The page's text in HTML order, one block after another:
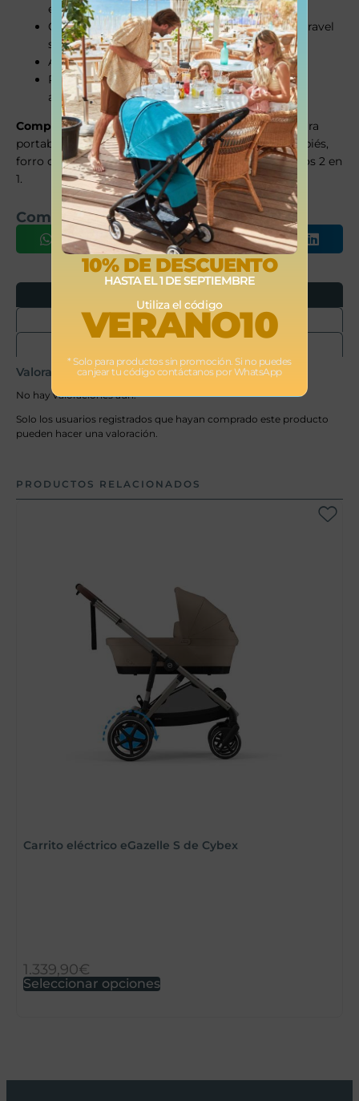
ergonómica
Compatible con capazo Cot S y sillas CYBEX (travel
system)
Arnés ajustable con un solo tirón (One-Pull)
Plegado compacto para transporte y
almacenamiento
Compatible conadaptadores Cot S, adaptadores para
portabebés, burbuja de lluvia, Snogga 2, saco cubrepiés,
forro de asiento de verano, Newborn Nest, portavasos 2 en
1.
Comparte este producto
Envíos
Valoraciones
No hay valoraciones aún.
Solo los usuarios registrados que hayan comprado este producto
pueden hacer una valoración.
PRODUCTOS RELACIONADOS
Carrito eléctrico eGazelle S de Cybex
1.339,90€
Seleccionar opciones
10% DE DESCUENTO
HASTA EL 1 DE SEPTIEMBRE
Utiliza el código
VERANO10
* Solo para productos sin promoción. Si no puedes
canjear tu código contáctanos por WhatsApp